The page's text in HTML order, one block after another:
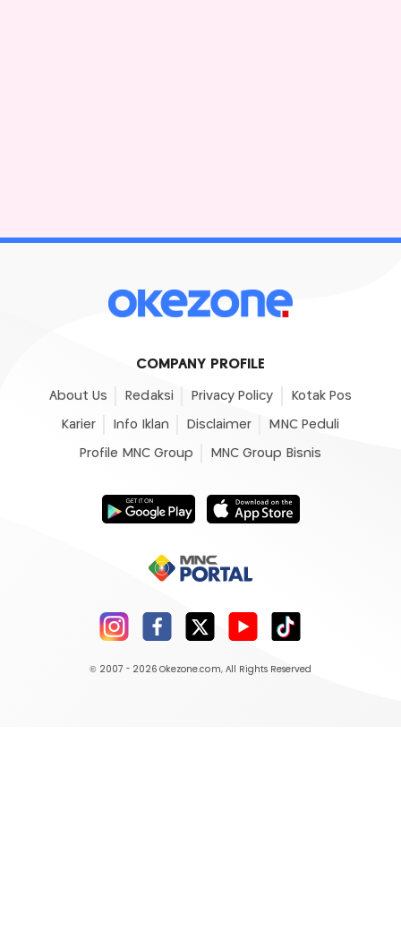
COMPANY PROFILE
About Us Redaksi Privacy Policy Kotak Pos
Karier Info Iklan Disclaimer MNC Peduli
Profile MNC Group MNC Group Bisnis
© 2007 - 2026 Okezone.com, All Rights Reserved